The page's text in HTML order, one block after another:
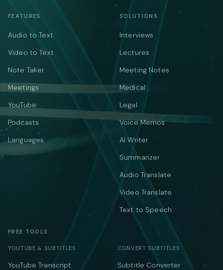
FEATURES
Audio to Text
Video to Text
Note Taker
Meetings
YouTube
Podcasts
Languages
SOLUTIONS
Interviews
Lectures
Meeting Notes
Medical
Legal
Voice Memos
AI Writer
Summarizer
Audio Translate
Video Translate
Text to Speech
FREE TOOLS
YOUTUBE & SUBTITLES
YouTube Transcript
CONVERT SUBTITLES
Subtitle Converter